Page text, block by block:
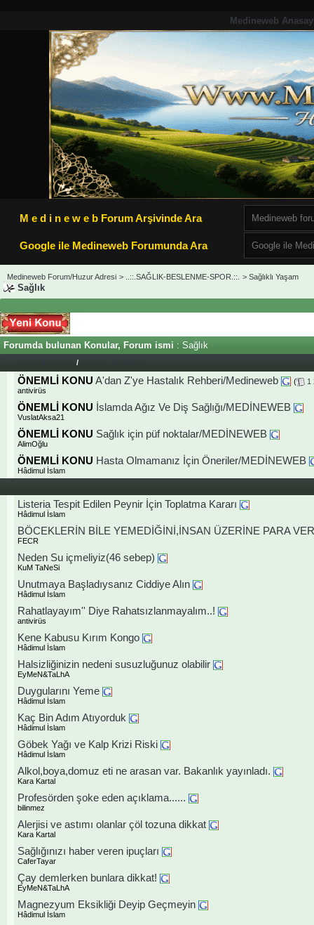
Medineweb
M e d i n e w e b Forum Arşivinde Ara
Google ile Medineweb Forumunda Ara
Medineweb Forum/Huzur Adresi > ..::.SAĞLIK-BESLENME-SPOR.::. > Sağlıklı Yaşam
Sağlık
Forumda bulunan Konular, Forum ismi : Sağlık
/
ÖNEMLİ KONU A'dan Z'ye Hastalık Rehberi/Medineweb ( 1
antivirüs
ÖNEMLİ KONU İslamda Ağız Ve Diş Sağlığı/MEDİNEWEB
VuslatAksa21
ÖNEMLİ KONU Sağlık için püf noktalar/MEDİNEWEB
AlimOğlu
ÖNEMLİ KONU Hasta Olmamanız İçin Öneriler/MEDİNEWEB
Hâdimul İslam
Listeria Tespit Edilen Peynir İçin Toplatma Kararı
Hâdimul İslam
BÖCEKLERİN BİLE YEMEDİĞİNİ,İNSAN ÜZERİNE PARA
FECR
Neden Su içmeliyiz(46 sebep)
KuM TaNeSi
Unutmaya Başladıysanız Ciddiye Alın
Hâdimul İslam
Rahatlayayım'' Diye Rahatsızlanmayalım..!
antivirüs
Kene Kabusu Kırım Kongo
Hâdimul İslam
Halsizliğinizin nedeni susuzluğunuz olabilir
EyMeN&TaLhA
Duygularını Yeme
Hâdimul İslam
Kaç Bin Adım Atıyorduk
Hâdimul İslam
Göbek Yağı ve Kalp Krizi Riski
Hâdimul İslam
Alkol,boya,domuz eti ne arasan var. Bakanlık yayınladı.
Kara Kartal
Profesörden şoke eden açıklama......
bilinmez
Alerjisi ve astımı olanlar çöl tozuna dikkat
Kara Kartal
Sağlığınızı haber veren ipuçları
CaferTayar
Çay demlerken bunlara dikkat!
EyMeN&TaLhA
Magnezyum Eksikliği Deyip Geçmeyin
Hâdimul İslam